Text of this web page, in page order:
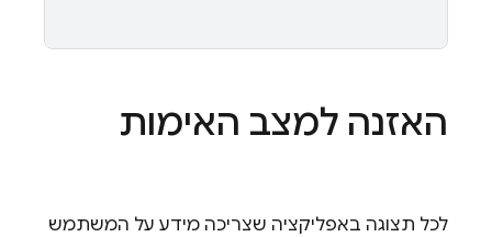
האזנה למצב האימות
לכל תצוגה באפליקציה שצריכה מידע על המשתמש